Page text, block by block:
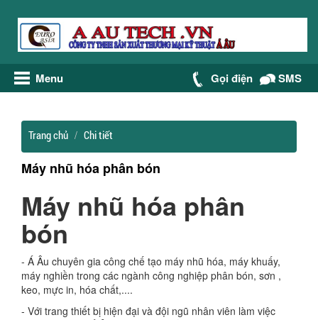
Menu Gọi điện SMS
Trang chủ Chi tiết
Máy nhũ hóa phân bón
Máy nhũ hóa phân
bón
- Á Âu chuyên gia công chế tạo máy nhũ hóa, máy khuấy,
máy nghiền trong các ngành công nghiệp phân bón, sơn ,
keo, mực in, hóa chất,....
- Với trang thiết bị hiện đại và đội ngũ nhân viên làm việc